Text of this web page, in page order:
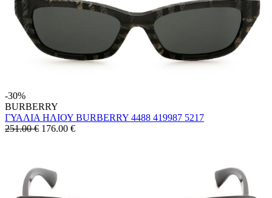
-30%
BURBERRY
ΓΥΑΛΙΑ ΗΛΙΟΥ BURBERRY 4488 419987 5217
251.00 € 176.00 €